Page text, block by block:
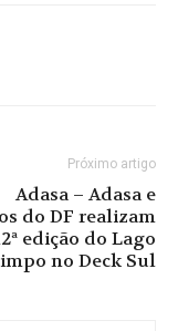
Próximo artigo
Adasa – Adasa e
do DF realizam
edição do Lago
no Deck Sul